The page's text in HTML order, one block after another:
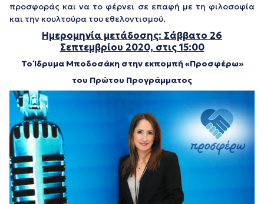
προσφοράς και να το φέρνει σε επαφή με τη φιλοσοφία
και την κουλτούρα του εθελοντισμού.
Ημερομηνία μετάδοσης: Σάββατο 26
Σεπτεμβρίου 2020, στις 15:00
Το Ίδρυμα Μποδοσάκη στην εκπομπή «Προσφέρω»
του Πρώτου Προγράμματος